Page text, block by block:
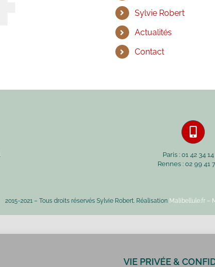
Sylvie Robert
Actualités
Contact
Paris : 01 42 34
Rennes : 02 99 41
2015-2021 – Tous droits réservés Sylvie Robert. Réalisation Malibellule.fr –
VIE PRIVÉE &